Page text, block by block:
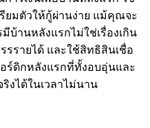
ยมตัวให้กู้ผ่านง่าย แม้คุณจะ
บ้านหลังแรกไม่ใช่เรื่องเกิน
รรายได้ และใช้สิทธิสินเชื่อ
ร์ดิกหลังแรกที่ทั้งอบอุ่นและ
งได้ในเวลาไม่นาน